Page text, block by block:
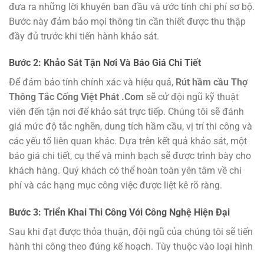
đưa ra những lời khuyên ban đầu và ước tính chi phí sơ bộ.
Bước này đảm bảo mọi thông tin cần thiết được thu thập
đầy đủ trước khi tiến hành khảo sát.
Bước 2: Khảo Sát Tận Nơi Và Báo Giá Chi Tiết
Để đảm bảo tính chính xác và hiệu quả, Rút hầm cầu Thợ
Thông Tắc Cống Việt Phát .Com sẽ cử đội ngũ kỹ thuật
viên đến tận nơi để khảo sát trực tiếp. Chúng tôi sẽ đánh
giá mức độ tắc nghẽn, dung tích hầm cầu, vị trí thi công và
các yếu tố liên quan khác. Dựa trên kết quả khảo sát, một
báo giá chi tiết, cụ thể và minh bạch sẽ được trình bày cho
khách hàng. Quý khách có thể hoàn toàn yên tâm về chi
phí và các hạng mục công việc được liệt kê rõ ràng.
Bước 3: Triển Khai Thi Công Với Công Nghệ Hiện Đại
Sau khi đạt được thỏa thuận, đội ngũ của chúng tôi sẽ tiến
hành thi công theo đúng kế hoạch. Tùy thuộc vào loại hình